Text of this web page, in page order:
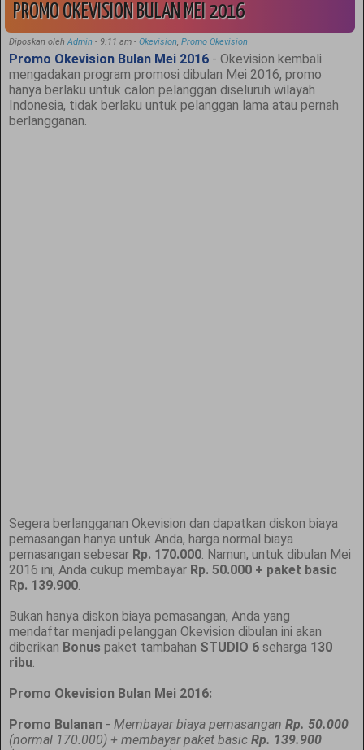
PROMO OKEVISION BULAN MEI 2016
Diposkan olehAdmin - 9:11 am- Okevision ,Promo Okevision
Promo Okevision Bulan Mei 2016 - Okevision kembali
mengadakan program promosi dibulan Mei 2016, promo
hanya berlaku untuk calon pelanggan diseluruh wilayah
Indonesia, tidak berlaku untuk pelanggan lama atau pernah
berlangganan.
Segera berlangganan Okevision dan dapatkan diskon biaya
pemasangan hanya untuk Anda, harga normal biaya
pemasangan sebesar Rp. 170.000 . Namun, untuk dibulan Mei
2016 ini, Anda cukup membayar Rp. 50.000 + paket basic
Rp. 139.900
Bukan hanya diskon biaya pemasangan, Anda yang
mendaftar menjadi pelanggan Okevision dibulan ini akan
diberikan Bonuspaket tambahan STUDIO 6 seharga 130
ribu
Promo Okevision Bulan Mei 2016:
Promo Bulanan -Membayar biaya pemasanganRp. 50.000
(normal 170.000) + membayar paket basicRp. 139.900